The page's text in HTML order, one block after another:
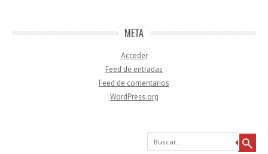
META
Acceder
Feed de entradas
Feed de comentarios
WordPress.org
Buscar